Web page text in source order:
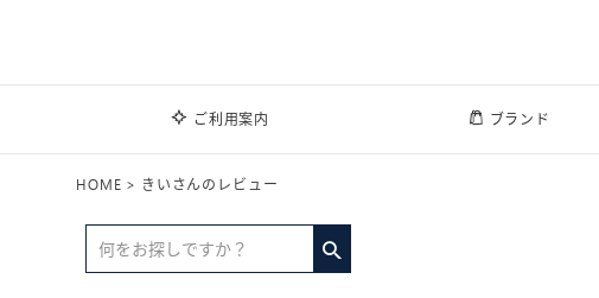
ご利用案内 ブランド
HOME きいさんのレビュー